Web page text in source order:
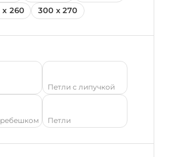
х 260 300 х 270
Петли с липучкой
Петли